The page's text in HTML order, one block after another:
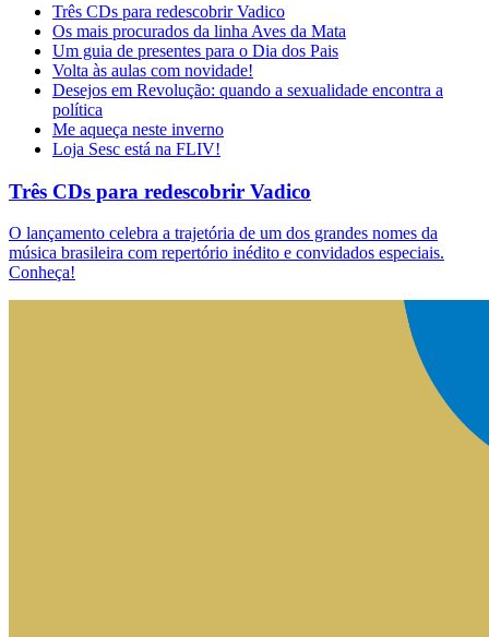
Três CDs para redescobrir Vadico
Os mais procurados da linha Aves da Mata
Um guia de presentes para o Dia dos Pais
Volta às aulas com novidade!
Desejos em Revolução: quando a sexualidade encontra a
política
Me aqueça neste inverno
Loja Sesc está na FLIV!
Três CDs para redescobrir Vadico
O lançamento celebra a trajetória de um dos grandes nomes da
música brasileira com repertório inédito e convidados especiais.
Conheça!